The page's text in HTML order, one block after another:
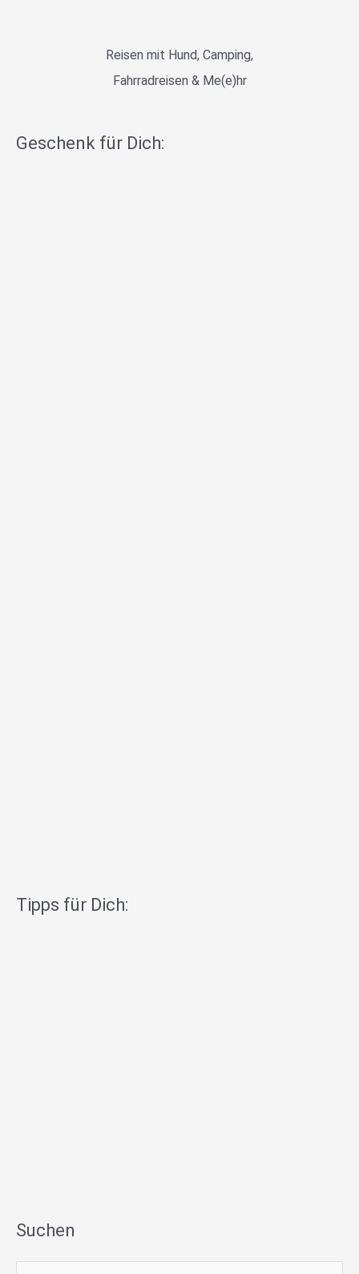
Reisen mit Hund, Camping,
Fahrradreisen & Me(e)hr
Geschenk für Dich:
Tipps für Dich:
Suchen